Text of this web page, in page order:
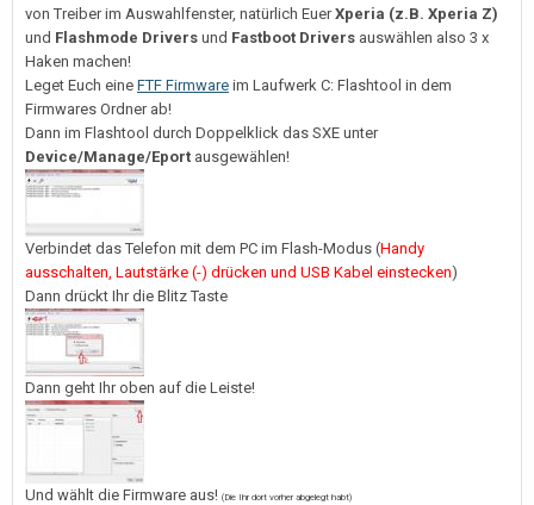
von Treiber im Auswahlfenster, natürlich EuerXperia (z.B. Xperia Z)
und Flashmode Drivers und Fastboot Drivers auswählen also 3 x
Haken machen!
Leget Euch eine FTF Firmware im Laufwerk C: Flashtool in dem
Firmwares Ordner ab!
Dann im Flashtool durch Doppelklick das SXE unter
Device/Manage/Eport ausgewählen!
Verbindet das Telefon mit dem PC im Flash-Modus (Handy
ausschalten, Lautstärke (-) drücken und USB Kabel einstecken)
Dann drückt Ihr die Blitz Taste
Dann geht Ihr oben auf die Leiste!
Und wählt die Firmware aus! (Die Ihr dort vorher abgelegt habt)